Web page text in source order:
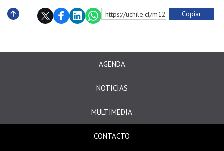
https://uchile.cl/m128068 Copiar
AGENDA
NOTICIAS
MULTIMEDIA
CONTACTO